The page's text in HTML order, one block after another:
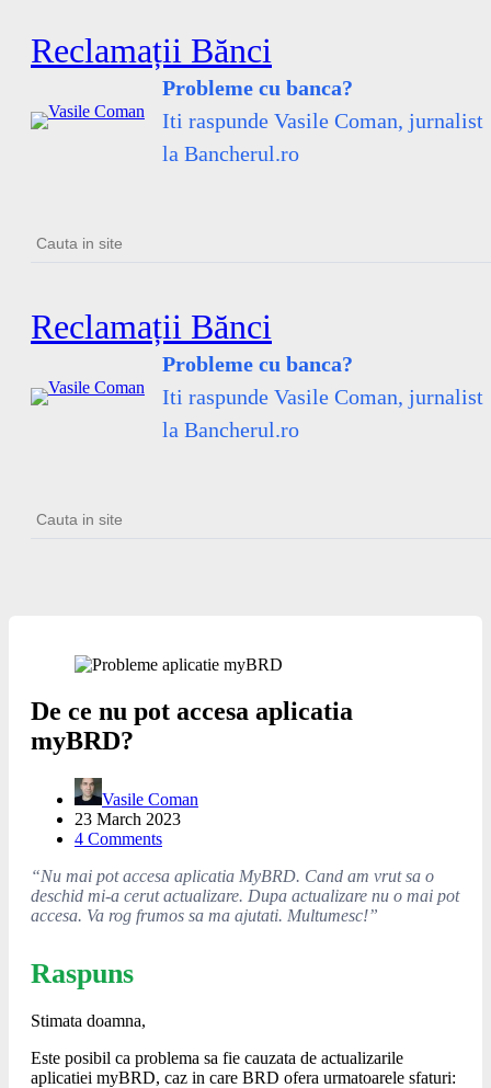
content
Reclamații Bănci
Probleme cu banca?
Iti raspunde Vasile Coman, jurnalist
la Bancherul.ro
Cauta
Reclamații Bănci
Probleme cu banca?
Iti raspunde Vasile Coman, jurnalist
la Bancherul.ro
Cauta
De ce nu pot accesa aplicatia
myBRD?
Vasile Coman
23 March 2023
4 Comments
“Nu mai pot accesa aplicatia MyBRD. Cand am vrut sa o
deschid mi-a cerut actualizare. Dupa actualizare nu o mai pot
accesa. Va rog frumos sa ma ajutati. Multumesc!”
Raspuns
Stimata doamna,
Este posibil ca problema sa fie cauzata de actualizarile
aplicatiei myBRD, caz in care BRD ofera urmatoarele sfaturi: